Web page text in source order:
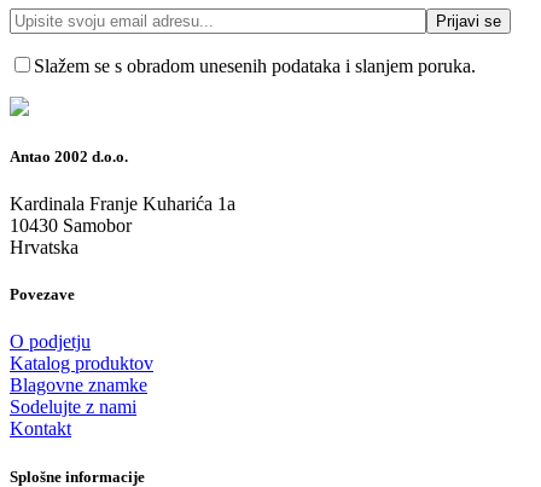
Slažem se s obradom unesenih podataka i slanjem poruka.
Antao 2002 d.o.o.
Kardinala Franje Kuharića 1a
10430 Samobor
Hrvatska
Povezave
O podjetju
Katalog produktov
Blagovne znamke
Sodelujte z nami
Kontakt
Splošne informacije